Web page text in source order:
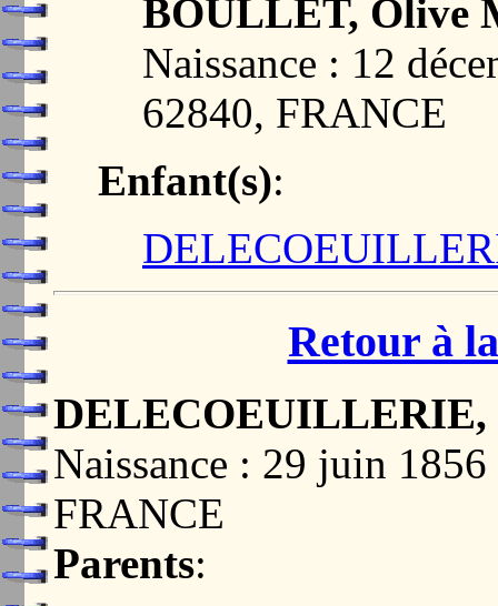
BOULLET, Olive
Naissance : 12
62840, FRANCE
Enfant(s):
Retour à
DELECOEUILLERIE,
Naissance : 29 juin
FRANCE
Parents: